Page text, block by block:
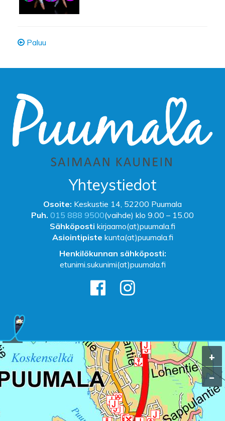
Paluu
Yhteystiedot
Osoite: Keskustie 14, 52200 Puumala
Puh. 015 888 9500(vaihde) klo 9.00 – 15.00
Sähköposti kirjaamo(at)puumala.fi
Asiointipiste kunta(at)puumala.fi
Henkilökunnan sähköposti:
etunimi.sukunimi(at)puumala.fi